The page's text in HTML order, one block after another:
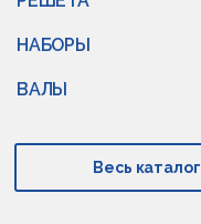
НАБОРЫ
ВАЛЫ
Весь каталог